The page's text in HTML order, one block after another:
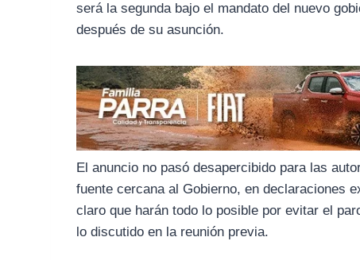
será la segunda bajo el mandato del nuevo
después de su asunción.
El anuncio no pasó desapercibido para las
fuente cercana al Gobierno, en declaraciones
claro que harán todo lo posible por evitar el
lo discutido en la reunión previa.